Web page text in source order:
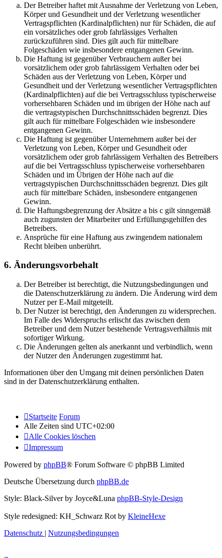
Der Betreiber haftet mit Ausnahme der Verletzung von Leben,
Körper und Gesundheit und der Verletzung wesentlicher
Vertragspflichten (Kardinalpflichten) nur für Schäden, die auf
ein vorsätzliches oder grob fahrlässiges Verhalten
zurückzuführen sind. Dies gilt auch für mittelbare
Folgeschäden wie insbesondere entgangenen Gewinn.
Die Haftung ist gegenüber Verbrauchern außer bei
vorsätzlichem oder grob fahrlässigem Verhalten oder bei
Schäden aus der Verletzung von Leben, Körper und
Gesundheit und der Verletzung wesentlicher Vertragspflichten
(Kardinalpflichten) auf die bei Vertragsschluss typischerweise
vorhersehbaren Schäden und im übrigen der Höhe nach auf
die vertragstypischen Durchschnittsschäden begrenzt. Dies
gilt auch für mittelbare Folgeschäden wie insbesondere
entgangenen Gewinn.
Die Haftung ist gegenüber Unternehmern außer bei der
Verletzung von Leben, Körper und Gesundheit oder
vorsätzlichem oder grob fahrlässigem Verhalten des Betreibers
auf die bei Vertragsschluss typischerweise vorhersehbaren
Schäden und im Übrigen der Höhe nach auf die
vertragstypischen Durchschnittsschäden begrenzt. Dies gilt
auch für mittelbare Schäden, insbesondere entgangenen
Gewinn.
Die Haftungsbegrenzung der Absätze a bis c gilt sinngemäß
auch zugunsten der Mitarbeiter und Erfüllungsgehilfen des
Betreibers.
Ansprüche für eine Haftung aus zwingendem nationalem
Recht bleiben unberührt.
6. Änderungsvorbehalt
Der Betreiber ist berechtigt, die Nutzungsbedingungen und
die Datenschutzerklärung zu ändern. Die Änderung wird dem
Nutzer per E-Mail mitgeteilt.
Der Nutzer ist berechtigt, den Änderungen zu widersprechen.
Im Falle des Widerspruchs erlischt das zwischen dem
Betreiber und dem Nutzer bestehende Vertragsverhältnis mit
sofortiger Wirkung.
Die Änderungen gelten als anerkannt und verbindlich, wenn
der Nutzer den Änderungen zugestimmt hat.
Informationen über den Umgang mit deinen persönlichen Daten
sind in der Datenschutzerklärung enthalten.
Startseite Forum
Alle Zeiten sind UTC+02:00
Alle Cookies löschen
Impressum
Powered by phpBB® Forum Software © phpBB Limited
Deutsche Übersetzung durch phpBB.de
Style: Black-Silver by Joyce&Luna phpBB-Style-Design
Style redesigned: KH_Schwarz Rot by KleineHexe
Datenschutz | Nutzungsbedingungen